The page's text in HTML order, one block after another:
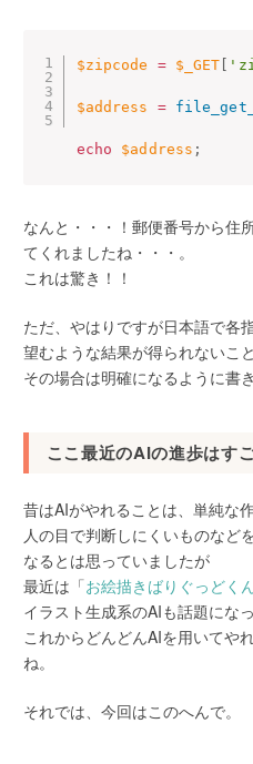
$zipcode = $_GET
$address =
echo $address ;
なんと・・・！郵便番号から住
てくれましたね・・・。
これは驚き！！
ただ、やはりですが日本語で各
望むような結果が得られないこ
その場合は明確になるように書
ここ最近のAIの進歩はす
昔はAIがやれることは、単純な
人の目で判断しにくいものなど
なるとは思っていましたが
最近は「お絵描きばりぐっどく
イラスト生成系のAIも話題にな
これからどんどんAIを用いてや
ね。
それでは、今回はこのへんで。